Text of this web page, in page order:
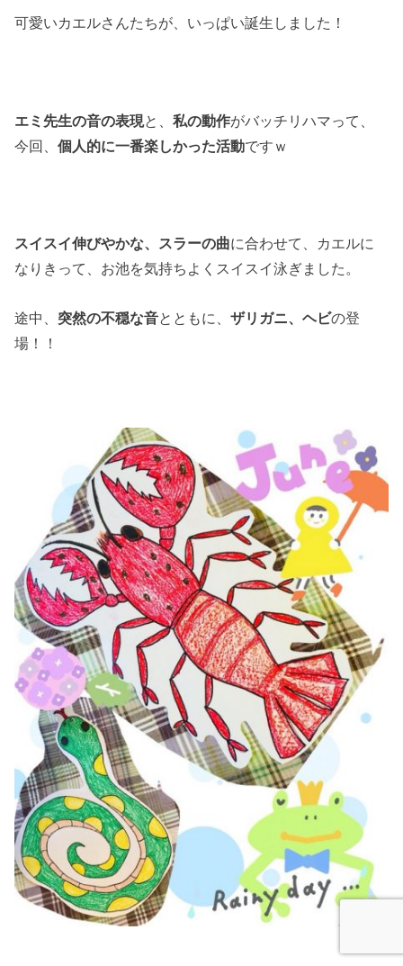
可愛いカエルさんたちが、いっぱい誕生しました！
エミ先生の音の表現 と、私の動作がバッチリハマって、
今回、個人的に一番楽しかった活動ですｗ
スイスイ伸びやかな、スラーの曲に合わせて、カエルに
なりきって、お池を気持ちよくスイスイ泳ぎました。
途中、 突然の不穏な音とともに、ザリガニ、ヘビの登
場！！